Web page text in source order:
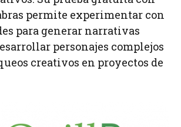
permite experimentar con
para generar narrativas
personajes complejos
creativos en proyectos de